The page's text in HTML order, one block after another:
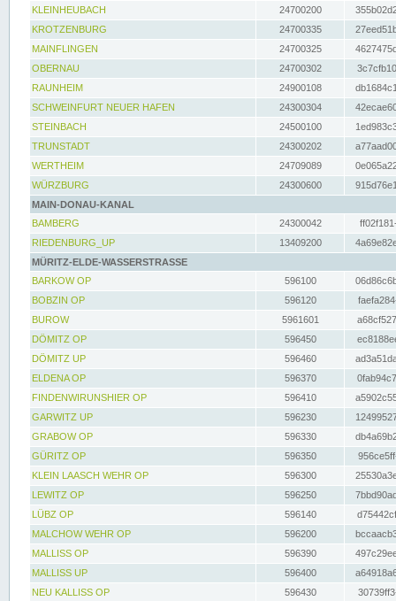
KLEINHEUBACH 24700200
KROTZENBURG
24700335
MAINFLINGEN
24700325
OBERNAU
24700302
RAUNHEIM
24900108
SCHWEINFURT NEUER HAFEN
24300304
STEINBACH
24500100
TRUNSTADT
24300202
WERTHEIM
24709089
WÜRZBURG
24300600
MAIN-DONAU-KANAL
BAMBERG
24300042
RIEDENBURG_UP
13409200
MÜRITZ-ELDE-WASSERSTRASSE
BARKOW OP
596100
BOBZIN OP
596120
BUROW
5961601
DÖMITZ OP
596450
DÖMITZ UP
596460
ELDENA OP
596370
FINDENWIRUNSHIER OP
596410
GARWITZ UP
596230
GRABOW OP
596330
GÜRITZ OP
596350
KLEIN LAASCH WEHR OP
596300
LEWITZ OP
596250
LÜBZ OP
596140
MALCHOW WEHR OP
596200
MALLISS OP
596390
MALLISS UP
596400
NEU KALLISS OP
596430